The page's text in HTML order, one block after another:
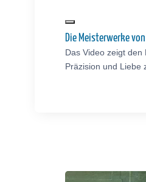
Die Meisterwerke
Das Video zeigt
Präzision und Liebe